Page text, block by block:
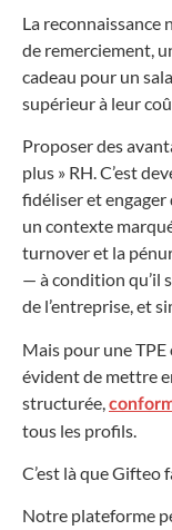
La reconnaissance
de remerciement,
cadeau pour un
supérieur à leur
Proposer des
plus » RH. C’est
fidéliser et
un contexte
turnover et la
— à condition qu’il
de l’entreprise, et
Mais pour une TPE
évident de mettre
structurée,
tous les profils.
C’est là que Gifteo
Notre plateforme